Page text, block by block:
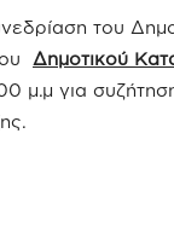
του
Δημοτικού
για